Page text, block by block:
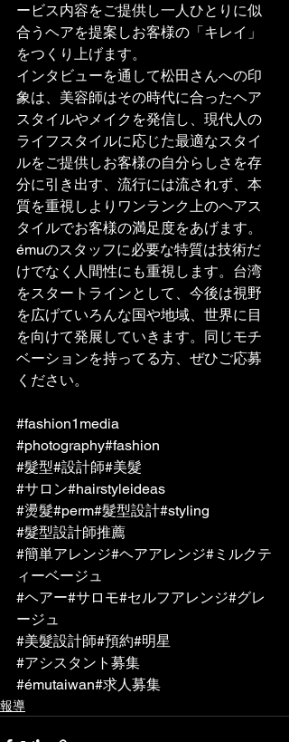
ービス内容をご提供し一人ひとりに似
合うヘアを提案しお客様の「キレイ」
をつくり上げます。
インタビューを通して松田さんへの印
象は、美容師はその時代に合ったヘア
スタイルやメイクを発信し、現代人の
ライフスタイルに応じた最適なスタイ
ルをご提供しお客様の自分らしさを存
分に引き出す、流行には流されず、本
質を重視しよりワンランク上のヘアス
タイルでお客様の満足度をあげます。
émuのスタッフに必要な特質は技術だ
けでなく人間性にも重視します。台湾
をスタートラインとして、今後は視野
を広げていろんな国や地域、世界に目
を向けて発展していきます。同じモチ
ベーションを持ってる方、ぜひご応募
ください。
#fashion1media
#photography#fashion
#髮型#設計師#美髮
#サロン#hairstyleideas
#燙髮#perm#髮型設計#styling
#髮型設計師推薦
#簡単アレンジ#ヘアアレンジ#ミルクテ
ィーベージュ
#ヘアー#サロモ#セルフアレンジ#グレ
ージュ
#美髮設計師#預約#明星
#アシスタント募集
#émutaiwan#求人募集
報導